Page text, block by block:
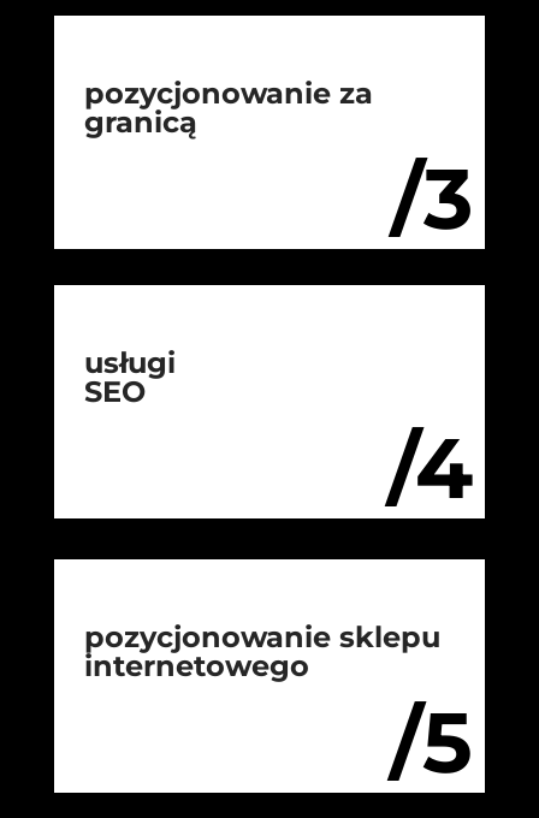
/3
pozycjonowanie za
granicą
/4
usługi
SEO
/5
pozycjonowanie sklepu
internetowego